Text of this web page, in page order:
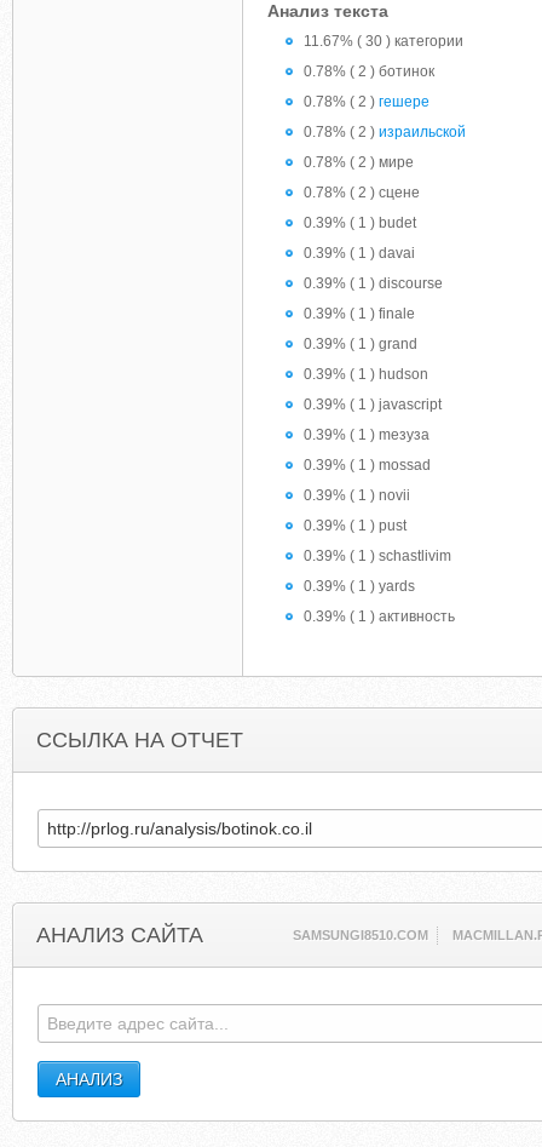
Анализ текста
11.67% ( 30 ) категории
0.78% ( 2 ) ботинок
0.78% ( 2 ) гешере
0.78% ( 2 ) израильской
0.78% ( 2 ) мире
0.78% ( 2 ) сцене
0.39% ( 1 ) budet
0.39% ( 1 ) davai
0.39% ( 1 ) discourse
0.39% ( 1 ) finale
0.39% ( 1 ) grand
0.39% ( 1 ) hudson
0.39% ( 1 ) javascript
0.39% ( 1 ) meзузa
0.39% ( 1 ) mossad
0.39% ( 1 ) novii
0.39% ( 1 ) pust
0.39% ( 1 ) schastlivim
0.39% ( 1 ) yards
0.39% ( 1 ) активность
ССЫЛКА НА ОТЧЕТ
АНАЛИЗ САЙТА SAMSUNGI8510.COM